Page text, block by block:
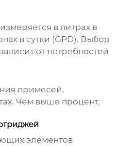
в литрах в
в сутки (GPD). Выбор
от потребностей
примесей,
Чем выше процент,
элементов